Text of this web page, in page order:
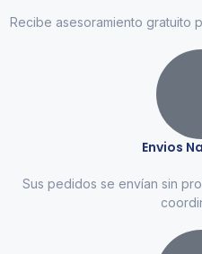
Recibe asesoramiento gratuito
Envios
Sus pedidos se envían sin